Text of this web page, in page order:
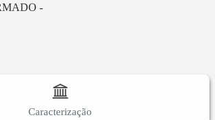
-
Caracterização